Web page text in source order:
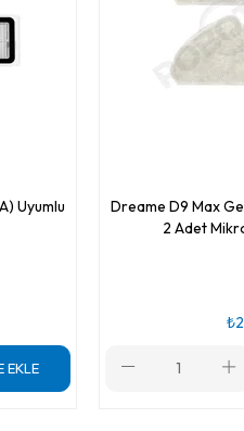
Uyumlu
EKLE
Dreame D9 Max
2 Adet